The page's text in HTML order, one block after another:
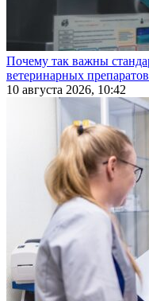
Почему так важны
ветеринарных
10 августа 2026, 10:42